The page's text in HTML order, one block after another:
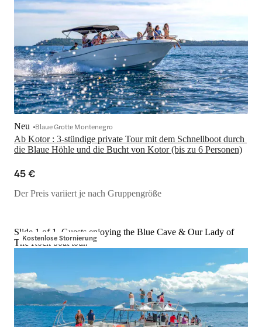
Ab Kotor : 3-stündige private Tour mit dem Schnellboot durch
die Blaue Höhle und die Bucht von Kotor (bis zu 6 Personen)
Neu Blaue Grotte Montenegro
45 €
Der Preis variiert je nach Gruppengröße
Kostenlose Stornierung
Slide 1 of 1, Guests enjoying the Blue Cave & Our Lady of
The Rock boat tour.